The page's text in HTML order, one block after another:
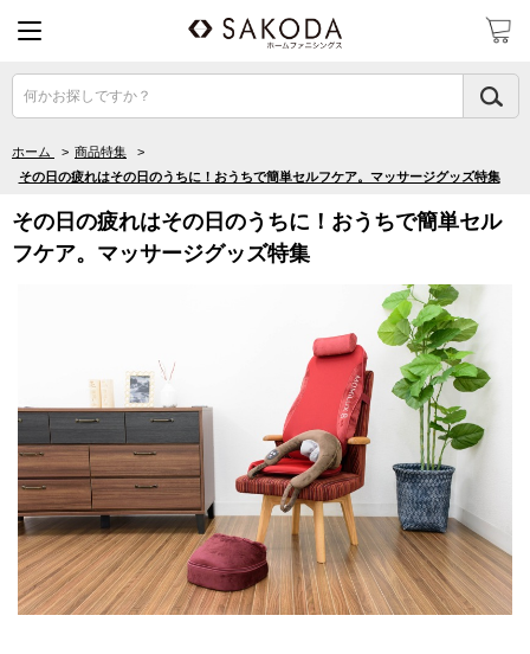
何かお探しですか？
ホーム > 商品特集
>
その日の疲れはその日のうちに！おうちで簡単セルフケア。マッサージグッズ特集
その日の疲れはその日のうちに！おうちで簡単セル
フケア。マッサージグッズ特集